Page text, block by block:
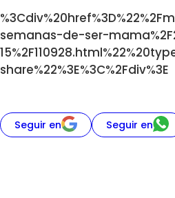
semanas-de-ser-
share%22%3E%3C%2Fdiv%3E
Seguir en Seguir en